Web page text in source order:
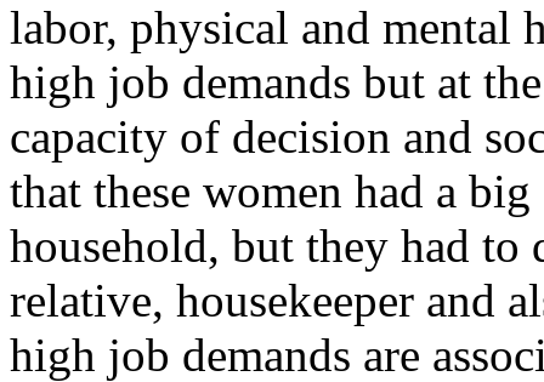
labor, physical and mental
high job demands but at
capacity of decision and
that these women had a
household, but they had
relative, housekeeper and
high job demands are